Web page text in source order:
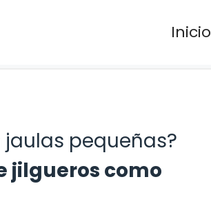
Inicio
pequeñas?
jilgueros como